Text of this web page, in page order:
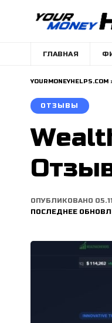
ГЛАВНАЯ
YOURMONEYHELPS.COM
ОТЗЫВЫ
ПОСЛЕДНЕЕ
ОПУБЛИКОВАНО